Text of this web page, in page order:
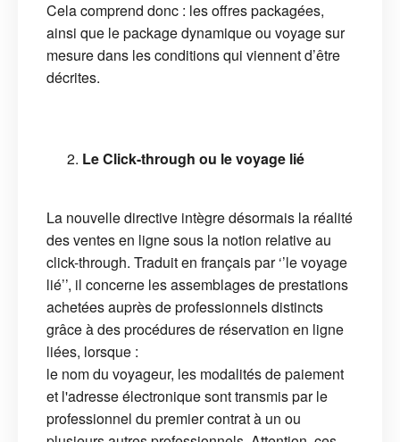
Cela comprend donc : les offres packagées,
ainsi que le package dynamique ou voyage sur
mesure dans les conditions qui viennent d’être
décrites.
Le Click-through ou le voyage lié
La nouvelle directive intègre désormais la réalité
des ventes en ligne sous la notion relative au
click-through. Traduit en français par ‘’le voyage
lié’’, il concerne les assemblages de prestations
achetées auprès de professionnels distincts
grâce à des procédures de réservation en ligne
liées, lorsque :
le nom du voyageur, les modalités de paiement
et l'adresse électronique sont transmis par le
professionnel du premier contrat à un ou